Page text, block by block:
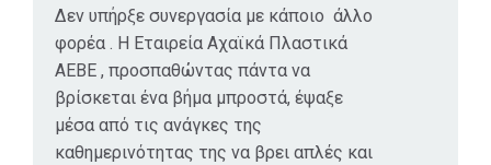
Δεν υπήρξε συνεργασία με κάποιο άλλο
φορέα . Η Εταιρεία Αχαϊκά Πλαστικά
ΑΕΒΕ , προσπαθώντας πάντα να
βρίσκεται ένα βήμα μπροστά, έψαξε
μέσα από τις ανάγκες της
καθημερινότητας της να βρει απλές και